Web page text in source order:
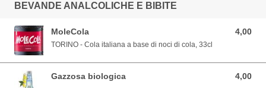
BEVANDE ANALCOLICHE E BIBITE
MoleCola 4,00
4,00 EUR
TORINO - Cola italiana a base di noci di cola, 33cl
Gazzosa biologica 4,00
4,00 EUR